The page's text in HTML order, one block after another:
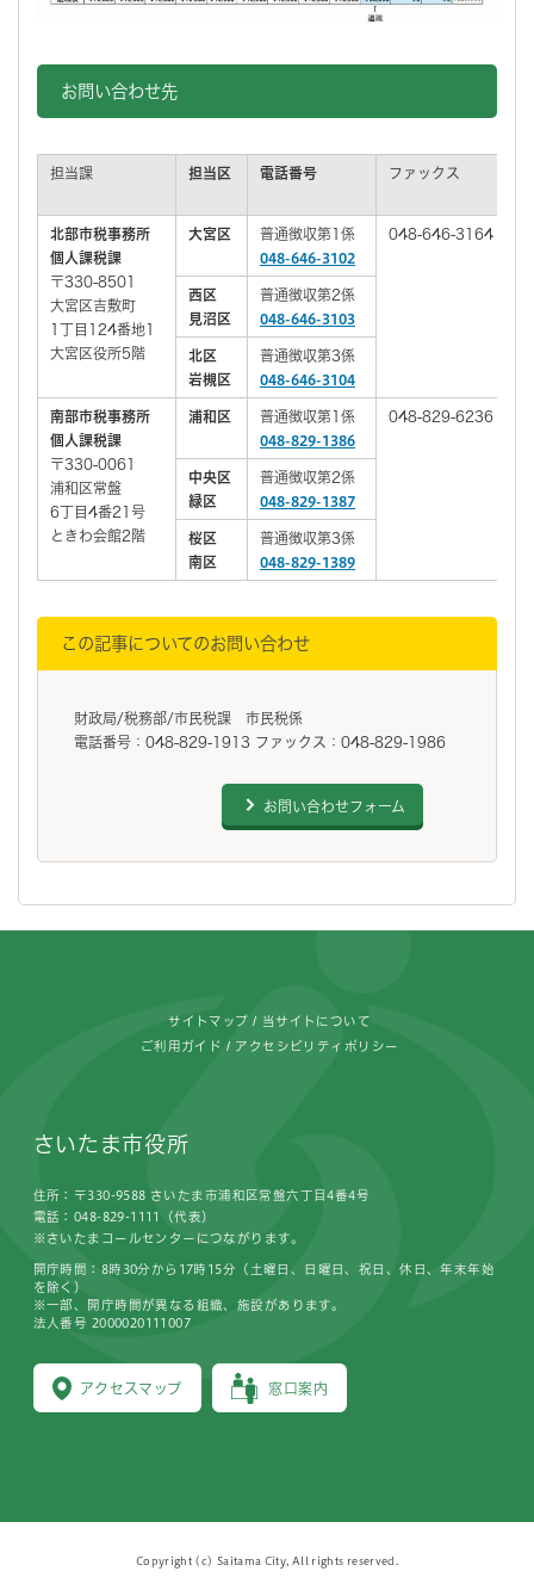
お問い合わせ先
担当課 担当区 電話番号 ファックス
北部市税事務所
個人課税課
〒330-8501
大宮区吉敷町
1丁目124番地1
大宮区役所5階
大宮区
普通徴収第1係
048-646-3102
048-646-3164
西区
見沼区
普通徴収第2係
048-646-3103
北区
岩槻区
普通徴収第3係
048-646-3104
南部市税事務所
個人課税課
〒330-0061
浦和区常盤
6丁目4番21号
ときわ会館2階
浦和区
普通徴収第1係
048-829-1386
048-829-6236
中央区
緑区
普通徴収第2係
048-829-1387
桜区
南区
普通徴収第3係
048-829-1389
この記事についてのお問い合わせ
財政局/税務部/市民税課 市民税係
電話番号：048-829-1913 ファックス：048-829-1986
お問い合わせフォーム
サイトマップ 当サイトについて
ご利用ガイド アクセシビリティポリシー
さいたま市役所
住所：〒330-9588 さいたま市浦和区常盤六丁目4番4号
電話：048-829-1111（代表）
※さいたまコールセンターにつながります。
アクセスマップ 窓口案内
開庁時間：8時30分から17時15分（土曜日、日曜日、祝日、休日、年末年始
を除く）
※一部、開庁時間が異なる組織、施設があります。
法人番号 2000020111007
Copyright (c) Saitama City, All rights reserved.